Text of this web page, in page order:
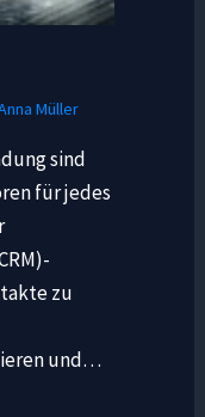
Müller
sind
für jedes
zu
und…